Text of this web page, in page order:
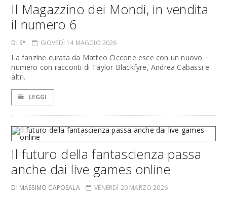
Il Magazzino dei Mondi, in vendita
il numero 6
DI S* GIOVEDÌ 14 MAGGIO 2026
La fanzine curata da Matteo Ciccone esce con un nuovo
numero con racconti di Taylor Blackfyre, Andrea Cabassi e
altri.
LEGGI
Il futuro della fantascienza passa
anche dai live games online
DI MASSIMO CAPOSALA VENERDÌ 20 MARZO 2026